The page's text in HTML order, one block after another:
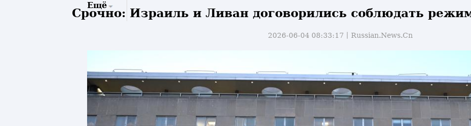
Ещё
Фото
Спецрепортажи
Пояс и путь
Срочно: Израиль и Ливан договорились соблюдать
2026-06-04 08:33:17丨 Russian.News.Cn